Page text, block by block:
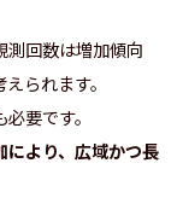
測回数は増加傾向
られます。
要です。
により、広域かつ長